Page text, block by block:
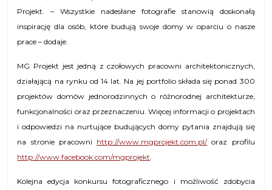
Projekt. – Wszystkie nadesłane fotografie stanowią doskonałą
inspirację dla osób, które budują swoje domy w oparciu o nasze
prace – dodaje.
MG Projekt jest jedną z czołowych pracowni architektonicznych,
działającą na rynku od 14 lat. Na jej portfolio składa się ponad 300
projektów domów jednorodzinnych o różnorodnej architekturze,
funkcjonalności oraz przeznaczeniu. Więcej informacji o projektach
i odpowiedzi na nurtujące budujących domy pytania znajdują się
na stronie pracowni http://www.mgprojekt.com.pl/oraz profilu
http://www.facebook.com/mgprojekt.
Kolejna edycja konkursu fotograficznego i możliwość zdobycia